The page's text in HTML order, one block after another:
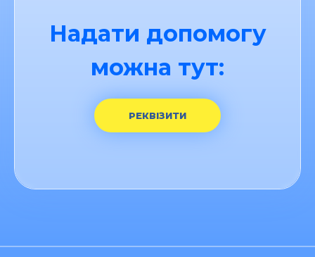
Надати допомогу
можна тут:
РЕКВІЗИТИ